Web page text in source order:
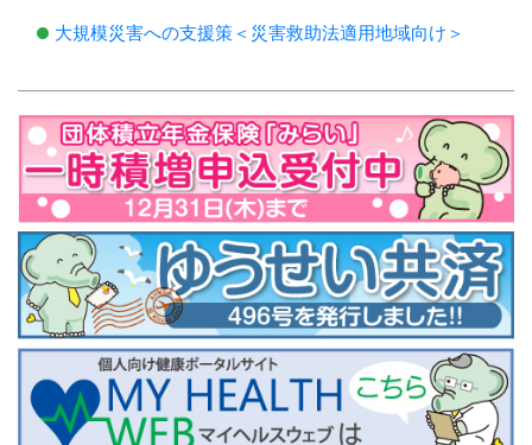
大規模災害への支援策＜災害救助法適用地域向け＞